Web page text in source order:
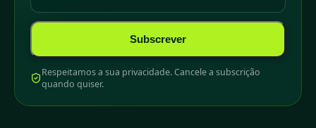
Subscrever
Respeitamos a sua privacidade. Cancele a subscrição
quando quiser.